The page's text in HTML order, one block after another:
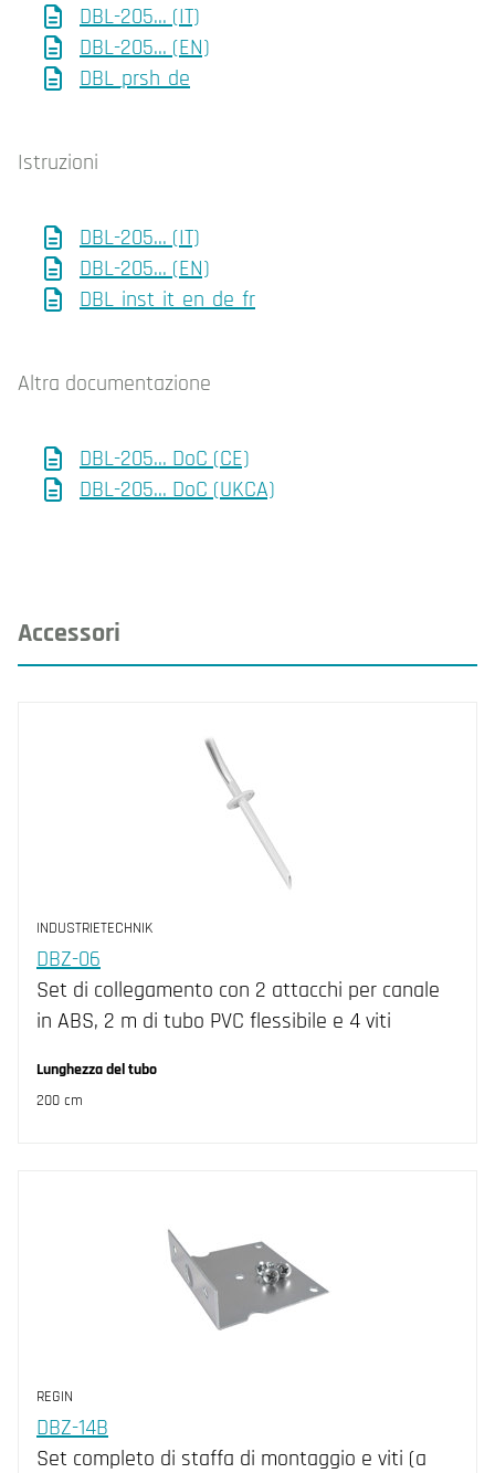
DBL-205... (IT)
DBL-205... (EN)
DBL_prsh_de
Istruzioni
DBL-205... (IT)
DBL-205... (EN)
DBL_inst_it_en_de_fr
Altra documentazione
DBL-205... DoC (CE)
DBL-205... DoC (UKCA)
Accessori
INDUSTRIETECHNIK
DBZ-06
Set di collegamento con 2 attacchi per canale
in ABS, 2 m di tubo PVC flessibile e 4 viti
Lunghezza del tubo
200 cm
REGIN
DBZ-14B
Set completo di staffa di montaggio e viti (a